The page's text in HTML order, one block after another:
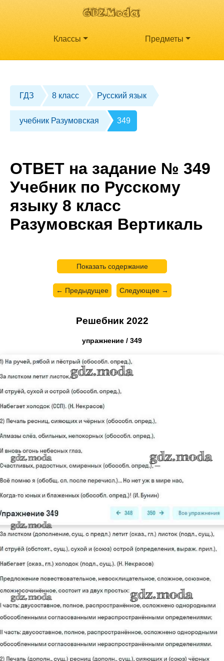
Классы Предметы
ГДЗ 8 класс Русский язык
учебник Разумовская 349
ОТВЕТ на задание № 349
Учебник по Русскому
языку 8 класс
Разумовская Вертикаль
Показать содержание
← Предыдущее Следующее →
Решебник 2022
упражнение / 349